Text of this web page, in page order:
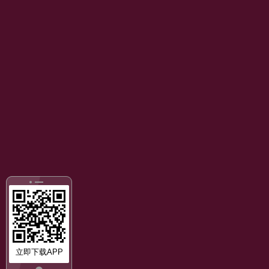
立即下载APP